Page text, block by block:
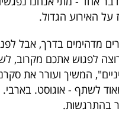
על האירוע הגדול.
מדהימים בדרך, אבל
לפגוש אתכם מקרוב,
המשיך ועורר את
לשתף - אוגוסט.
בהתרגשות.